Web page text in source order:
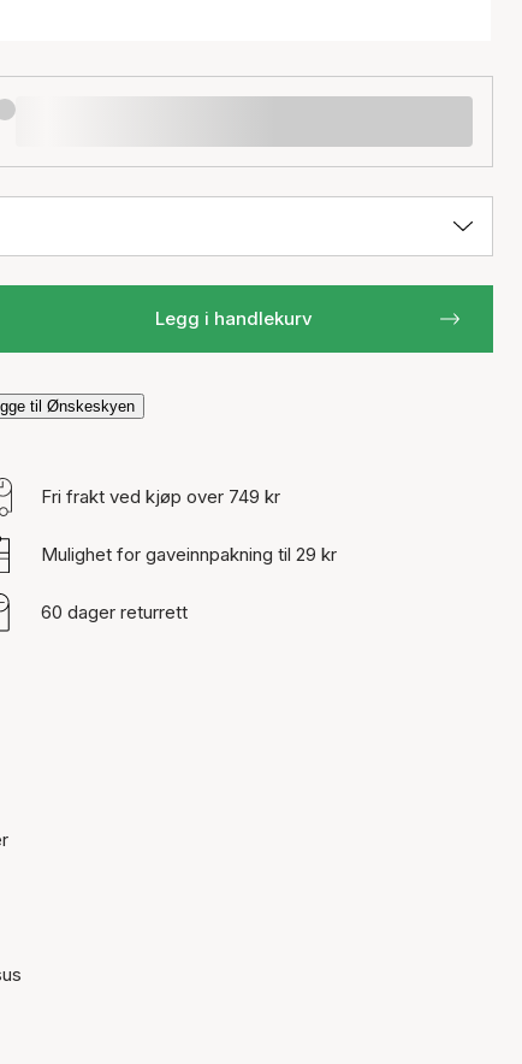
Legg i handlekurv
til Ønskeskyen
Fri frakt ved kjøp over 749 kr
Mulighet for gaveinnpakning til 29 kr
60 dager returrett